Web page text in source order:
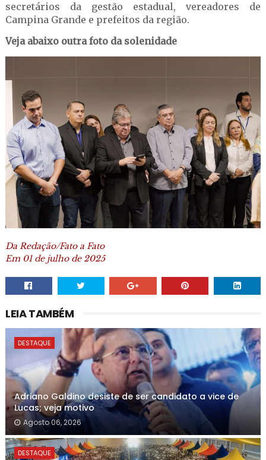
secretários da gestão estadual, vereadores de
Campina Grande e prefeitos da região.
Veja abaixo outra foto da solenidade
Da Redação/Fato a Fato
Em 01 de julho de 2025
LEIA TAMBÉM
DESTAQUE
Adriano Galdino desiste de ser candidato a vice de
Lucas; veja motivo
Agosto 06, 2026
DESTAQUE